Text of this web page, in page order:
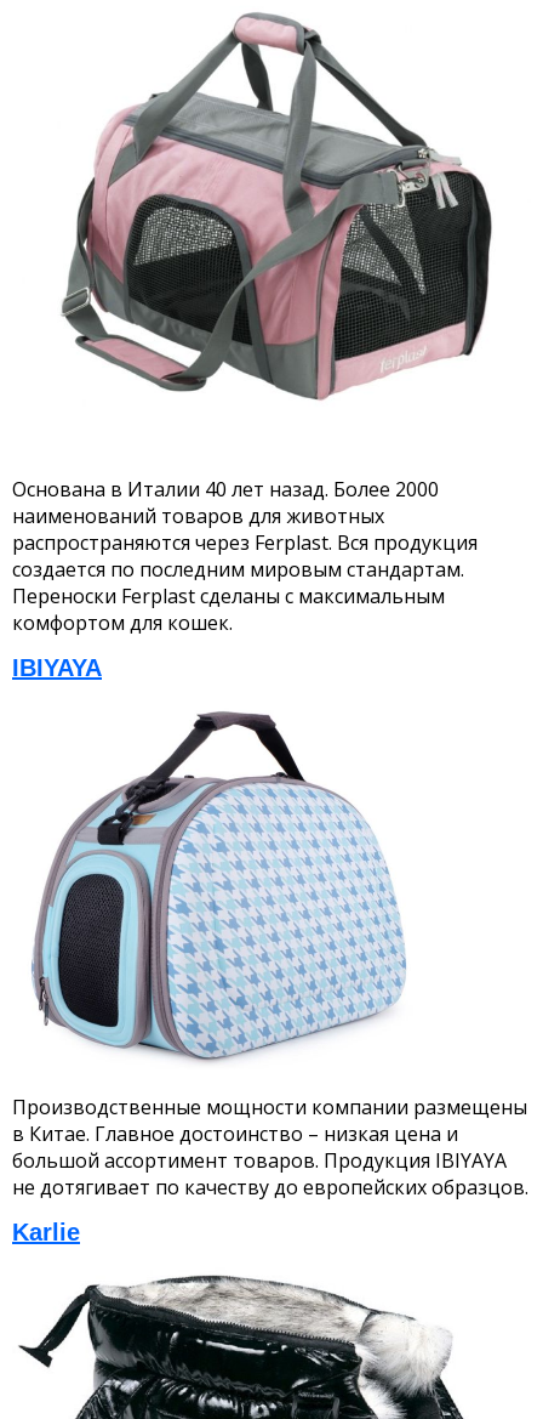
Основана в Италии 40 лет назад. Более 2000
наименований товаров для животных
распространяются через Ferplast. Вся продукция
создается по последним мировым стандартам.
Переноски Ferplast сделаны с максимальным
комфортом для кошек.
IBIYAYA
Производственные мощности компании размещены
в Китае. Главное достоинство – низкая цена и
большой ассортимент товаров. Продукция IBIYAYA
не дотягивает по качеству до европейских образцов.
Karlie